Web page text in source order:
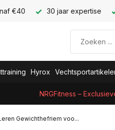
€40 30 jaar expertise
Hyrox
NRGFitness –
Gewichthefriem voo...